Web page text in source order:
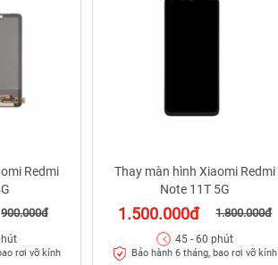
Redmi
900.000đ
rơi vỡ kính
Thay màn hình Xiaomi Redmi
Note 11T 5G
1.500.000đ 1.800.000đ
45 - 60 phút
Bảo hành 6 tháng, bao rơi vỡ kính